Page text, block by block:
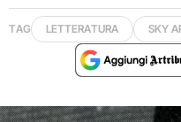
TAG LETTERATURA SKY